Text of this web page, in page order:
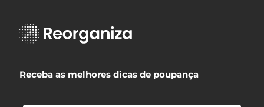
Receba as melhores dicas de poupança